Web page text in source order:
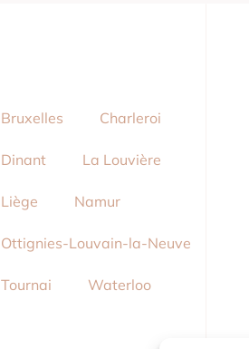
Bruxelles Charleroi
Dinant La Louvière
Liège Namur
Ottignies-Louvain-la-Neuve
Tournai Waterloo